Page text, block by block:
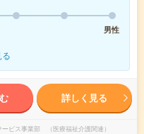
男性
詳しく見る
ビス事業部 （医療福祉介護関連）